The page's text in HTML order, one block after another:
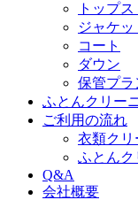
トップ
ジャケ
コート
ダウン
保管プラ
ふとんクリー
ご利用の流れ
衣類クリ
ふとんク
Q&A
会社概要